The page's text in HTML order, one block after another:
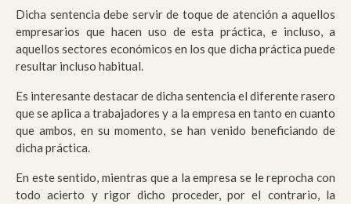
Dicha sentencia debe servir de toque de atención a aquellos
empresarios que hacen uso de esta práctica, e incluso, a
aquellos sectores económicos en los que dicha práctica puede
resultar incluso habitual.
Es interesante destacar de dicha sentencia el diferente rasero
que se aplica a trabajadores y a la empresa en tanto en cuanto
que ambos, en su momento, se han venido beneficiando de
dicha práctica.
En este sentido, mientras que a la empresa se le reprocha con
todo acierto y rigor dicho proceder, por el contrario, la